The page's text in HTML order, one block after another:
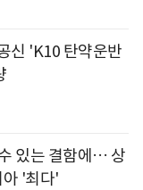
신 'K10 탄약운반
있는 결함에… 상
'최다'